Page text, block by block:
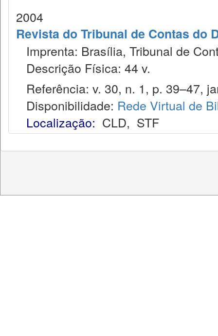
2004
Revista do Tribunal de Contas do
Imprenta: Brasília, Tribunal de
Descrição Física: 44 v.
Referência: v. 30, n. 1, p. 39–47,
Disponibilidade: Rede Virtual de
Localização: CLD, STF